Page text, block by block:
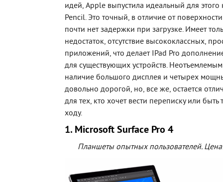
идей, Apple выпустила идеальный для
Pencil. Это точный, в отличие от
почти нет задержки при загрузке. Имеет
недостаток, отсутствие высококлассных,
приложений, что делает IPad Pro
для существующих устройств.
наличие большого дисплея и четырех
довольно дорогой, но, все же, остается
для тех, кто хочет вести переписку или быть
ходу.
1. Microsoft Surface Pro 4
Планшеты опытных пользователей.